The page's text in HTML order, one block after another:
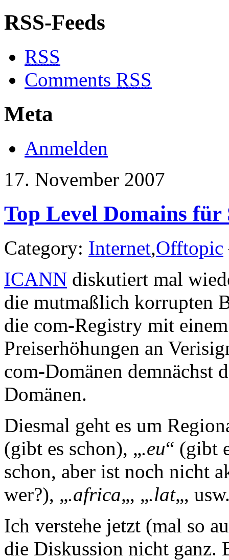
RSS-Feeds
RSS
Comments RSS
Meta
Anmelden
17. November 2007
Top Level Domains für
Category: Internet,Offtopic
ICANN diskutiert mal
die mutmaßlich korrupten
die com-Registry mit
Preiserhöhungen an
com-Domänen demnächst
Domänen.
Diesmal geht es um
(gibt es schon), „.eu“ (gibt
schon, aber ist noch nicht
wer?), „.africa„, „.lat„,
Ich verstehe jetzt (mal so
die Diskussion nicht ganz.